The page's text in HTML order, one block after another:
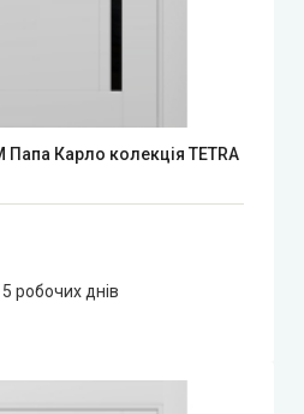
Папа Карло колекція TETRA
робочих днів